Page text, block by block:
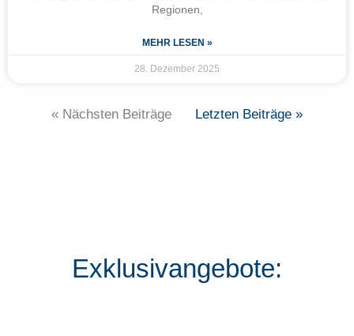
Regionen,
MEHR LESEN »
28. Dezember 2025
« Nächsten Beiträge Letzten Beiträge »
Exklusivangebote: